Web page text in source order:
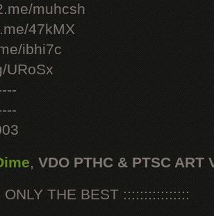
muhcsh
47kMX
ibhi7c
URoSx
, VDO PTHC & PTSC ART
THE BEST ::::::::::::::::